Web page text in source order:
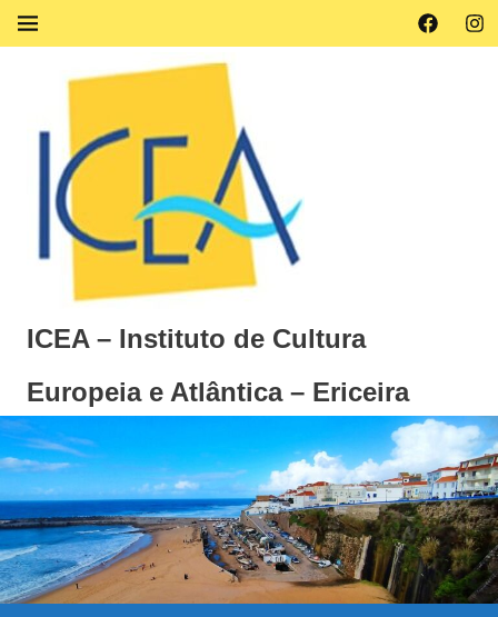
Skip
Facebook
MENU
ICEA – Instituto de Cultura
Europeia e Atlântica – Ericeira
Instituto
de
Cultura
Europeia
e
Atlântica